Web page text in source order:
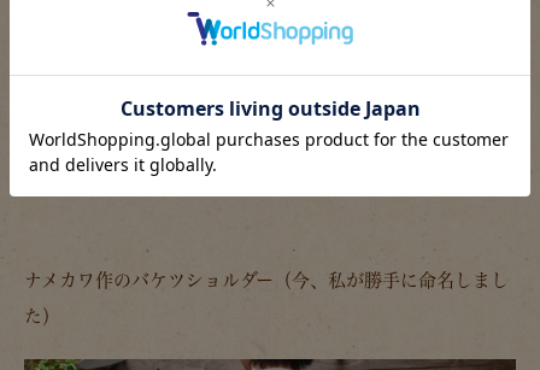
「これもお願い！！」とリクエストされたので・・・紹介し
ます！！
ナメカワ作のバケツショルダー（今、私が勝手に命名しまし
た）